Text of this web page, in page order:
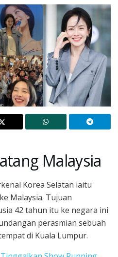
Malaysia
Korea Selatan iaitu
Malaysia. Tujuan
42 tahun itu ke negara ini
perasmian sebuah
di Kuala Lumpur.